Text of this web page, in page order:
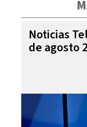
Noticias
de agosto